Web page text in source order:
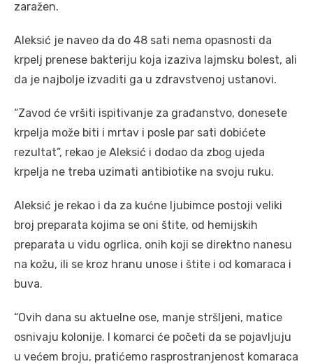
zaražen.
Aleksić je naveo da do 48 sati nema opasnosti da
krpelj prenese bakteriju koja izaziva lajmsku bolest, ali
da je najbolje izvaditi ga u zdravstvenoj ustanovi.
“Zavod će vršiti ispitivanje za građanstvo, donesete
krpelja može biti i mrtav i posle par sati dobićete
rezultat”, rekao je Aleksić i dodao da zbog ujeda
krpelja ne treba uzimati antibiotike na svoju ruku.
Aleksić je rekao i da za kućne ljubimce postoji veliki
broj preparata kojima se oni štite, od hemijskih
preparata u vidu ogrlica, onih koji se direktno nanesu
na kožu, ili se kroz hranu unose i štite i od komaraca i
buva.
“Ovih dana su aktuelne ose, manje stršljeni, matice
osnivaju kolonije. I komarci će početi da se pojavljuju
u većem broju, pratićemo rasprostranjenost komaraca